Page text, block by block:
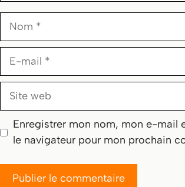
Nom
E-
Site
Enregistrer mon nom, mon e-mail
le navigateur pour mon prochain